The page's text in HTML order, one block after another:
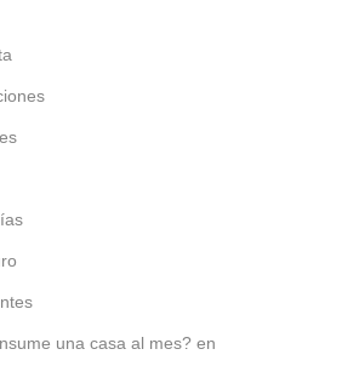
una casa al mes? en